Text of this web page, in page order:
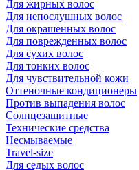
Для жирных волос
Для непослушных волос
Для окрашенных волос
Для поврежденных волос
Для сухих волос
Для тонких волос
Для чувствительной кожи
Оттеночные кондиционеры
Против выпадения волос
Солнцезащитные
Технические средства
Несмываемые
Travel-size
Для седых волос